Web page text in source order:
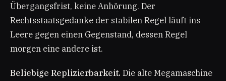
Übergangsfrist, keine Anhörung. Der
Rechtsstaatsgedanke der stabilen Regel läuft ins
Leere gegen einen Gegenstand, dessen Regel
morgen eine andere ist.
Beliebige Replizierbarkeit. Die alte Megamaschine